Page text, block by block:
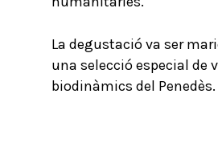
La degustació va ser
una selecció especial de
biodinàmics del Penedès.